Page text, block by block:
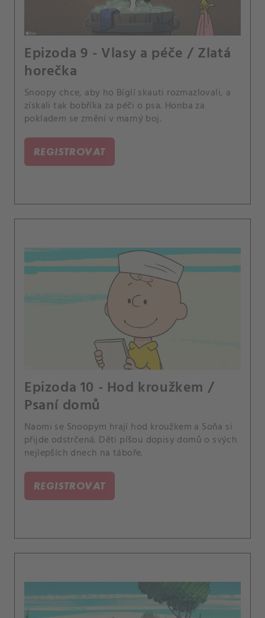
Epizoda 9 - Vlasy a péče / Zlatá
horečka
Snoopy chce, aby ho Bíglí skauti rozmazlovali, a
získali tak bobříka za péči o psa. Honba za
pokladem se změní v marný boj.
REGISTROVAT
Epizoda 10 - Hod kroužkem /
Psaní domů
Naomi se Snoopym hrají hod kroužkem a Soňa si
přijde odstrčená. Děti píšou dopisy domů o svých
nejlepších dnech na táboře.
REGISTROVAT